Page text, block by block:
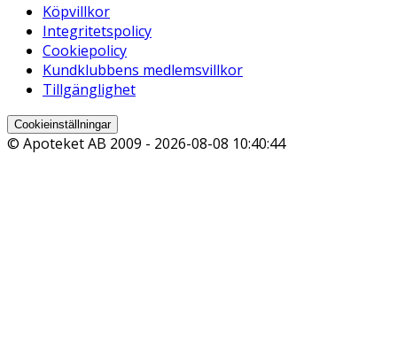
Köpvillkor
Integritetspolicy
Cookiepolicy
Kundklubbens medlemsvillkor
Tillgänglighet
Cookieinställningar
© Apoteket AB 2009 - 2026-08-08 10:40:44